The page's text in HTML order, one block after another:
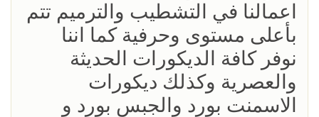
اعمالنا في التشطيب والترميم تتم
بأعلى مستوى وحرفية كما اننا
نوفر كافة الديكورات الحديثة
والعصرية وكذلك ديكورات
الاسمنت بورد والجبس بورد و